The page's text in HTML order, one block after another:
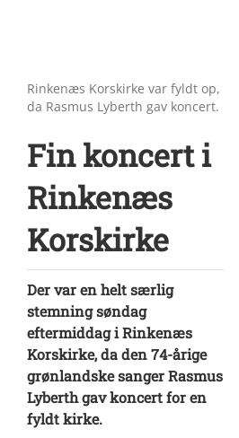
Rinkenæs Korskirke var fyldt op,
da Rasmus Lyberth gav koncert.
Fin koncert i
Rinkenæs
Korskirke
Der var en helt særlig
stemning søndag
eftermiddag i Rinkenæs
Korskirke, da den 74-årige
grønlandske sanger Rasmus
Lyberth gav koncert for en
fyldt kirke.